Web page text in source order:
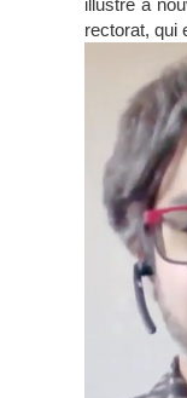
rectorat, qui